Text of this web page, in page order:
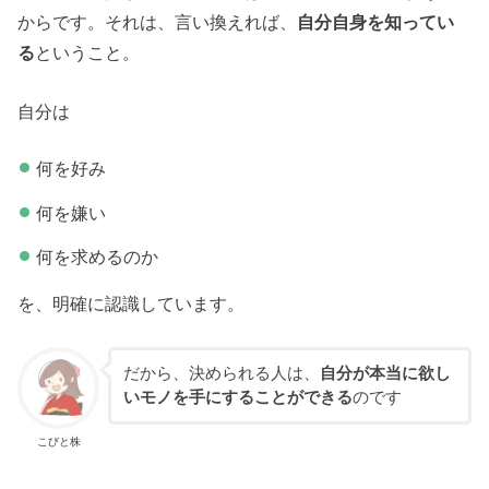
からです。それは、言い換えれば、 自分自身を知ってい
る ということ。
自分は
何を好み
何を嫌い
何を求めるのか
を、明確に認識しています。
こびと株
だから、決められる人は、
自分が本当に欲し
いモノを手にすることができるのです